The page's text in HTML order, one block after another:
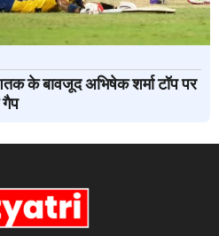
के बावजूद अभिषेक शर्मा टॉप पर
गैप